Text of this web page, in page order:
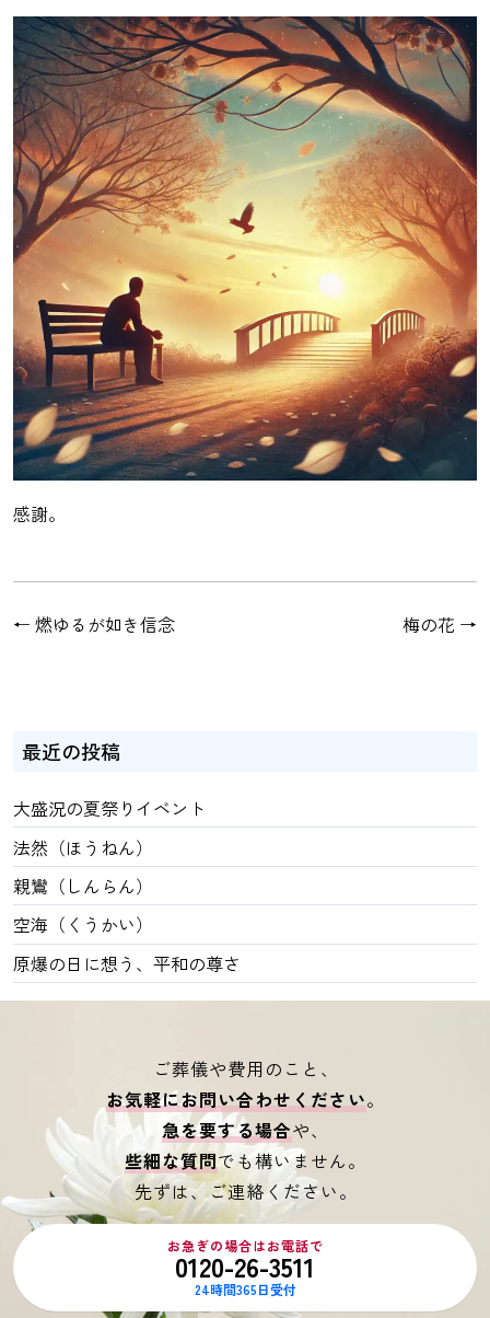
感謝。
← 燃ゆるが如き信念 梅の花 →
最近の投稿
大盛況の夏祭りイベント
法然（ほうねん）
親鸞（しんらん）
空海（くうかい）
原爆の日に想う、平和の尊さ
ご葬儀や費用のこと、
お気軽にお問い合わせください。
急を要する場合や、
些細な質問でも構いません。
先ずは、ご連絡ください。
お急ぎの場合はお電話で
0120-26-3511
24時間365日受付